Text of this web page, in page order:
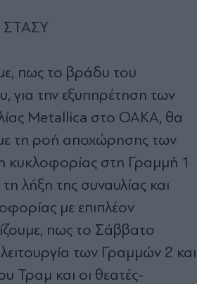
ΣΤΑΣΥ
πως το βράδυ του
για την εξυπηρέτηση των
Metallica στο ΟΑΚΑ, θα
τη ροή αποχώρησης των
κυκλοφορίας στη Γραμμή 1
λήξη της συναυλίας και
με επιπλέον
πως το Σάββατο
των Γραμμών 2 και
Τραμ και οι θεατές-